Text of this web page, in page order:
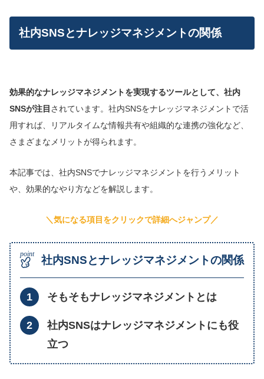
社内SNSとナレッジマネジメントの関係
効果的なナレッジマネジメントを実現するツールとして、社内
SNSが注目 されています。社内SNSをナレッジマネジメントで活
用すれば、リアルタイムな情報共有や組織的な連携の強化など、
さまざまなメリットが得られます。
本記事では、社内SNSでナレッジマネジメントを行うメリット
や、効果的なやり方などを解説します。
＼気になる項目をクリックで詳細へジャンプ／
社内SNSとナレッジマネジメントの関係
そもそもナレッジマネジメントとは
社内SNSはナレッジマネジメントにも役
立つ